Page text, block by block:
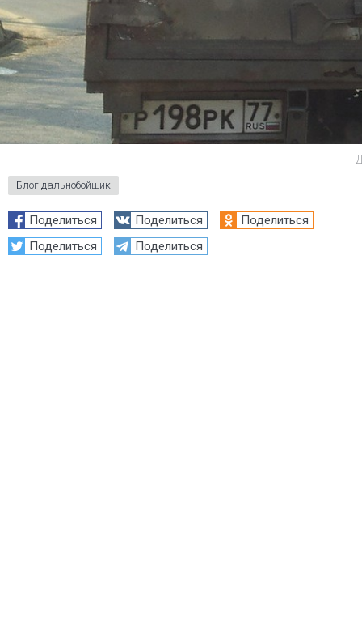
Блог дальнобойщик
Поделиться Поделиться
Поделиться
Поделиться
Поделиться